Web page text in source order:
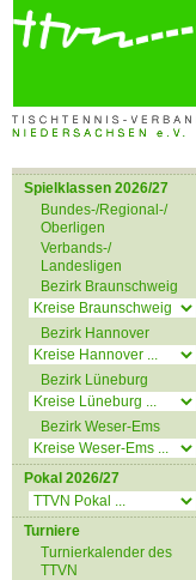
Spielklassen 2026/27
Bundes-/Regional-/
Oberligen
Verbands-/
Landesligen
Bezirk Braunschweig
Bezirk Hannover
Bezirk Lüneburg
Bezirk Weser-Ems
Pokal 2026/27
Turniere
Turnierkalender des
TTVN